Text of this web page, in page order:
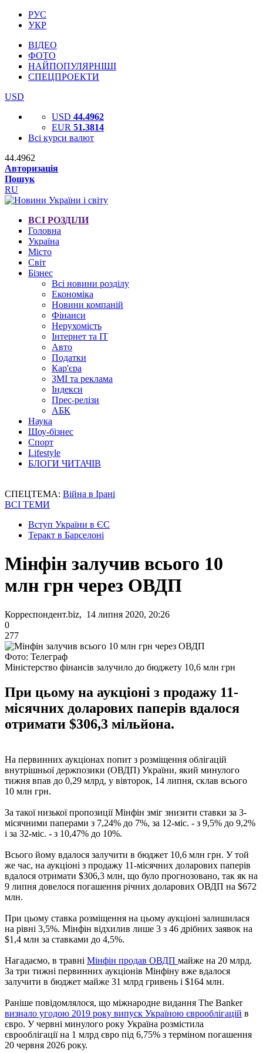
РУС
УКР
ВІДЕО
ФОТО
НАЙПОПУЛЯРНІШІ
СПЕЦПРОЕКТИ
USD
USD 44.4962
EUR 51.3814
Всі курси валют
44.4962
Авторизація
Пошук
RU
ВСІ РОЗДІЛИ
Головна
Україна
Місто
Світ
Бізнес
Всі новини розділу
Економіка
Новини компаній
Фінанси
Нерухомість
Інтернет та IT
Авто
Податки
Кар'єра
ЗМІ та реклама
Індекси
Прес-релізи
АБК
Наука
Шоу-бізнес
Спорт
Lifestyle
БЛОГИ ЧИТАЧІВ
СПЕЦТЕМА: Війна в Ірані
ВСІ ТЕМИ
Вступ України в ЄС
Теракт в Барселоні
Мінфін залучив всього 10
млн грн через ОВДП
Корреспондент.biz, 14 липня 2020, 20:26
0
277
Фото: Телеграф
Міністерство фінансів залучило до бюджету 10,6 млн грн
При цьому на аукціоні з продажу 11-
місячних доларових паперів вдалося
отримати $306,3 мільйона.
На первинних аукціонах попит з розміщення облігацій
внутрішньої держпозики (ОВДП) України, який минулого
тижня впав до 0,29 млрд, у вівторок, 14 липня, склав всього
10 млн грн.
За такої низької пропозиції Мінфін зміг знизити ставки за 3-
місячними паперами з 7,24% до 7%, за 12-міс. - з 9,5% до 9,2%
і за 32-міс. - з 10,47% до 10%.
Всього йому вдалося залучити в бюджет 10,6 млн грн. У той
же час, на аукціоні з продажу 11-місячних доларових паперів
вдалося отримати $306,3 млн, що було прогнозовано, так як на
9 липня довелося погашення річних доларових ОВДП на $672
млн.
При цьому ставка розміщення на цьому аукціоні залишилася
на рівні 3,5%. Мінфін відхилив лише 3 з 46 дрібних заявок на
$1,4 млн за ставками до 4,5%.
Нагадаємо, в травні Мінфін продав ОВДП майже на 20 млрд.
За три тижні первинних аукціонів Мінфіну вже вдалося
залучити в бюджет майже 31 млрд гривень і $164 млн.
Раніше повідомлялося, що міжнародне видання The Banker
визнало угодою 2019 року випуск Україною єврооблігацій в
євро. У червні минулого року Україна розмістила
єврооблігації на 1 млрд євро під 6,75% з терміном погашення
20 червня 2026 року.